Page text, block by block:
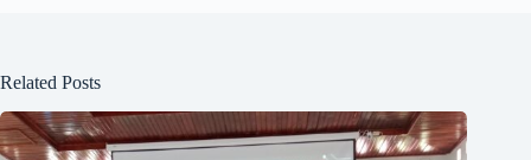
Related Posts